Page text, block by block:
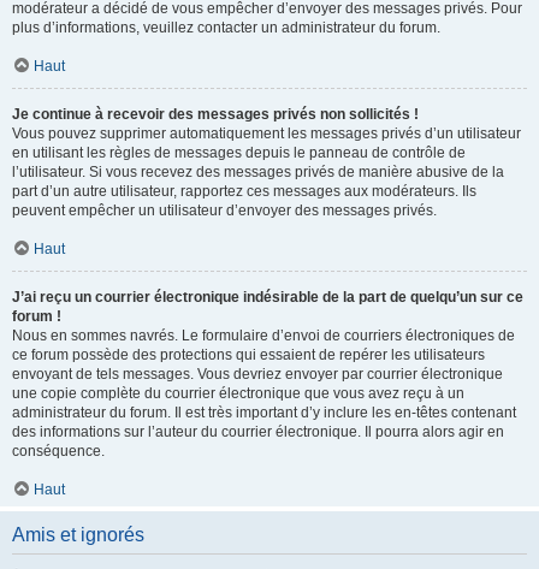
modérateur a décidé de vous empêcher d’envoyer des messages privés. Pour
plus d’informations, veuillez contacter un administrateur du forum.
Haut
Je continue à recevoir des messages privés non sollicités !
Vous pouvez supprimer automatiquement les messages privés d’un utilisateur
en utilisant les règles de messages depuis le panneau de contrôle de
l’utilisateur. Si vous recevez des messages privés de manière abusive de la
part d’un autre utilisateur, rapportez ces messages aux modérateurs. Ils
peuvent empêcher un utilisateur d’envoyer des messages privés.
Haut
J’ai reçu un courrier électronique indésirable de la part de quelqu’un sur ce
forum !
Nous en sommes navrés. Le formulaire d’envoi de courriers électroniques de
ce forum possède des protections qui essaient de repérer les utilisateurs
envoyant de tels messages. Vous devriez envoyer par courrier électronique
une copie complète du courrier électronique que vous avez reçu à un
administrateur du forum. Il est très important d’y inclure les en-têtes contenant
des informations sur l’auteur du courrier électronique. Il pourra alors agir en
conséquence.
Haut
Amis et ignorés